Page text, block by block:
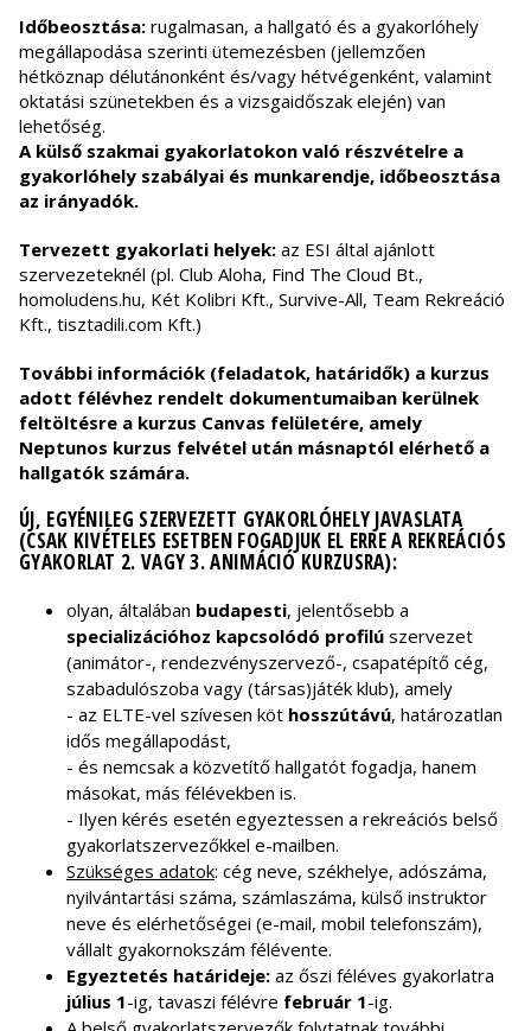
Időbeosztása: rugalmasan, a hallgató és a gyakorlóhely
megállapodása szerinti ütemezésben (jellemzően
hétköznap délutánonként és/vagy hétvégenként, valamint
oktatási szünetekben és a vizsgaidőszak elején) van
lehetőség.
A külső szakmai gyakorlatokon való részvételre a
gyakorlóhely szabályai és munkarendje, időbeosztása
az irányadók.
Tervezett gyakorlati helyek: az ESI által ajánlott
szervezeteknél (pl. Club Aloha, Find The Cloud Bt.,
homoludens.hu, Két Kolibri Kft., Survive-All, Team Rekreáció
Kft., tisztadili.com Kft.)
További információk (feladatok, határidők) a kurzus
adott félévhez rendelt dokumentumaiban kerülnek
feltöltésre a kurzus Canvas felületére, amely
Neptunos kurzus felvétel után másnaptól elérhető a
hallgatók számára.
ÚJ, EGYÉNILEG SZERVEZETT GYAKORLÓHELY JAVASLATA
(CSAK KIVÉTELES ESETBEN FOGADJUK EL ERRE A REKREÁCIÓS
GYAKORLAT 2. VAGY 3. ANIMÁCIÓ KURZUSRA):
olyan, általában budapesti, jelentősebb a
specializációhoz kapcsolódó profilú szervezet
(animátor-, rendezvényszervező-, csapatépítő cég,
szabadulószoba vagy (társas)játék klub), amely
- az ELTE-vel szívesen köt hosszútávú, határozatlan
idős megállapodást,
- és nemcsak a közvetítő hallgatót fogadja, hanem
másokat, más félévekben is.
- Ilyen kérés esetén egyeztessen a rekreációs belső
gyakorlatszervezőkkel e-mailben.
Szükséges adatok: cég neve, székhelye, adószáma,
nyilvántartási száma, számlaszáma, külső instruktor
neve és elérhetőségei (e-mail, mobil telefonszám),
vállalt gyakornokszám félévente.
Egyeztetés határideje: az őszi féléves gyakorlatra
július 1-ig, tavaszi félévre február 1-ig.